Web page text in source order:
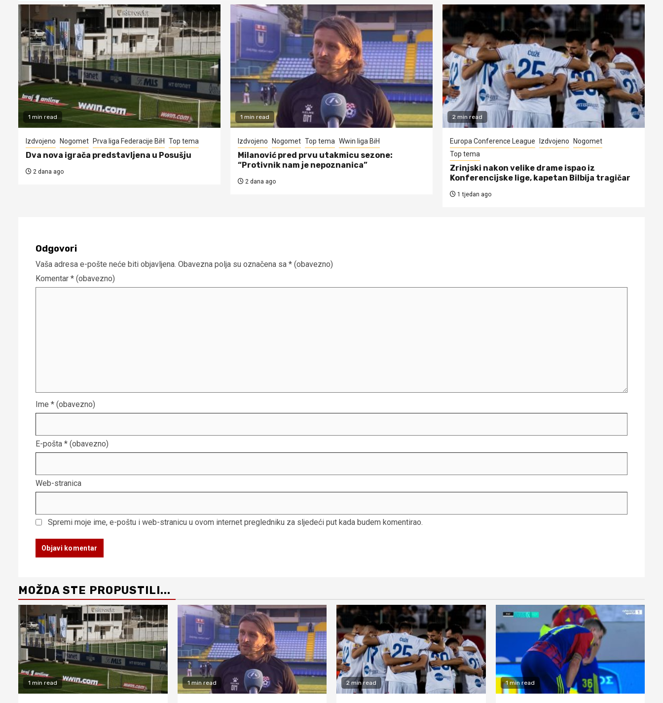
1 min read
Izdvojeno Nogomet Prva liga Federacije BiH Top tema
Dva nova igrača predstavljena u Posušju
2 dana ago
1 min read
Izdvojeno Nogomet Top tema Wwin liga BiH
Milanović pred prvu utakmicu sezone:
“Protivnik nam je nepoznanica”
2 dana ago
2 min read
Europa Conference League Izdvojeno Nogomet
Top tema
Zrinjski nakon velike drame ispao iz
Konferencijske lige, kapetan Bilbija tragičar
1 tjedan ago
Odgovori
Vaša adresa e-pošte neće biti objavljena. Obavezna polja su označena sa * (obavezno)
Komentar * (obavezno)
Ime * (obavezno)
E-pošta * (obavezno)
Web-stranica
Spremi moje ime, e-poštu i web-stranicu u ovom internet pregledniku za sljedeći put kada budem komentirao.
MOŽDA STE PROPUSTILI...
1 min read 1 min read 2 min read 1 min read